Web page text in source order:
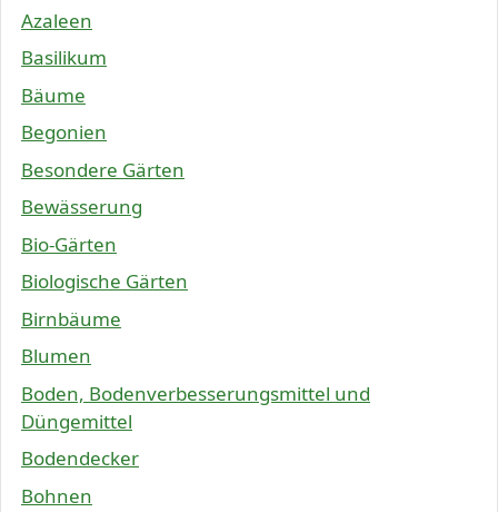
Azaleen
Basilikum
Bäume
Begonien
Besondere Gärten
Bewässerung
Bio-Gärten
Biologische Gärten
Birnbäume
Blumen
Boden, Bodenverbesserungsmittel und
Düngemittel
Bodendecker
Bohnen